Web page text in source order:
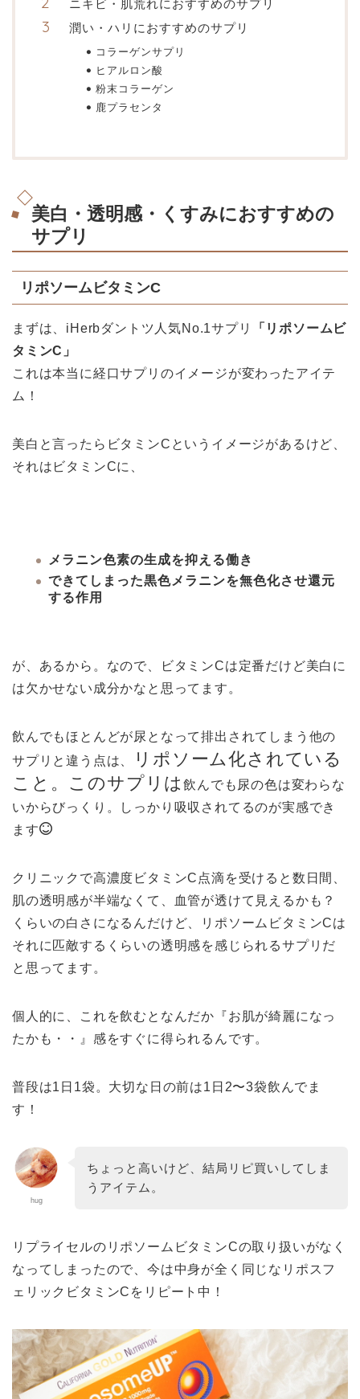
ニキビ・肌荒れにおすすめのサプリ
潤い・ハリにおすすめのサプリ
コラーゲンサプリ
ヒアルロン酸
粉末コラーゲン
鹿プラセンタ
美白・透明感・くすみにおすすめの
サプリ
リポソームビタミンC
まずは、iHerbダントツ人気No.1サプリ
「リポソームビ
タミンC」
これは本当に経口サプリのイメージが変わったアイテ
ム！
美白と言ったらビタミンCというイメージがあるけど、
それはビタミンCに、
メラニン色素の生成を抑える働き
できてしまった黒色メラニンを無色化させ還元
する作用
が、あるから。なので、ビタミンCは定番だけど美白に
は欠かせない成分かなと思ってます。
飲んでもほとんどが尿となって排出されてしまう他の
サプリと違う点は、
リポソーム化されている
こと。このサプリは飲んでも尿の色は変わらな
いからびっくり。しっかり吸収されてるのが実感でき
ます
クリニックで高濃度ビタミンC点滴を受けると数日間、
肌の透明感が半端なくて、血管が透けて見えるかも？
くらいの白さになるんだけど、リポソームビタミンCは
それに匹敵するくらいの透明感を感じられるサプリだ
と思ってます。
個人的に、これを飲むとなんだか『お肌が綺麗になっ
たかも・・』感をすぐに得られるんです。
普段は1日1袋。大切な日の前は1日2〜3袋飲んでま
す！
hug
ちょっと高いけど、結局リピ買いしてしま
うアイテム。
リプライセルのリポソームビタミンCの取り扱いがなく
なってしまったので、今は中身が全く同じなリポスフ
ェリックビタミンCをリピート中！